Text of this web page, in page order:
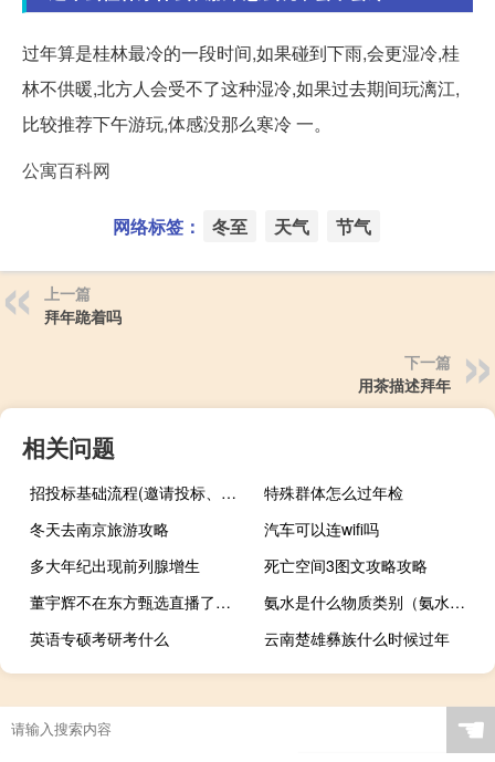
过年算是桂林最冷的一段时间,如果碰到下雨,会更湿冷,桂
林不供暖,北方人会受不了这种湿冷,如果过去期间玩漓江,
比较推荐下午游玩,体感没那么寒冷 一。
公寓百科网
网络标签： 冬至 天气 节气
上一篇
拜年跪着吗
下一篇
用茶描述拜年
相关问题
招投标基础流程(邀请投标、文件评审、合同签订、验收和支付)
特殊群体怎么过年检
冬天去南京旅游攻略
汽车可以连wifi吗
多大年纪出现前列腺增生
死亡空间3图文攻略攻略
董宇辉不在东方甄选直播了吗 董宇辉_还是会继续在东方甄选
氨水是什么物质类别（氨水是什么）
英语专硕考研考什么
云南楚雄彝族什么时候过年
电梯的寿命为多少年
☚